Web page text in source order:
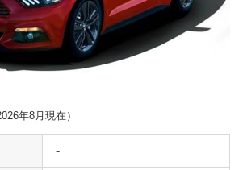
年8月 現在）
-